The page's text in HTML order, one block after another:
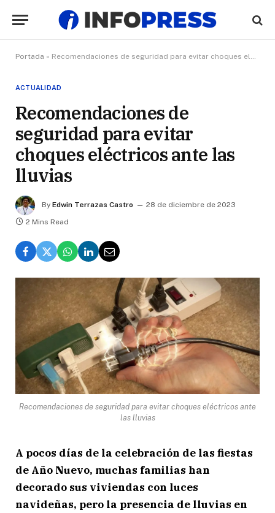
Portada » Recomendaciones de seguridad para evitar choques eléctricos ante las lluvias
ACTUALIDAD
Recomendaciones de
seguridad para evitar
choques eléctricos ante las
lluvias
By Edwin Terrazas Castro
28 de diciembre de 2023
2 Mins Read
Recomendaciones de seguridad para evitar choques eléctricos ante
las lluvias
A pocos días de la celebración de las fiestas
de Año Nuevo, muchas familias han
decorado sus viviendas con luces
navideñas, pero la presencia de lluvias en